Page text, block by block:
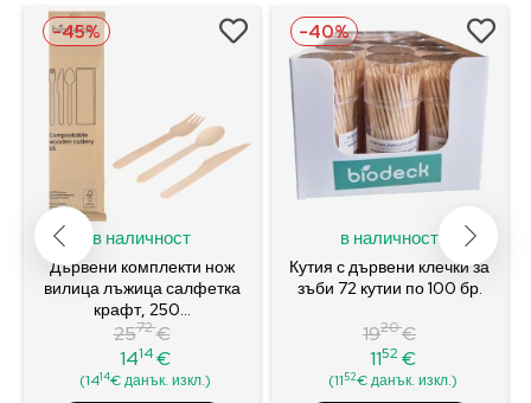
в наличност
Дървени комплекти нож
вилица лъжица салфетка
крафт, 250...
Редовна
цена
2572€
Цена
1414€
(1414€ данък. изкл.)
-45%
в наличност
Кутия с дървени клечки за
зъби 72 кутии по 100 бр.
Редовна
цена
1920€
Цена
1152 €
(1152€ данък. изкл.)
-40%